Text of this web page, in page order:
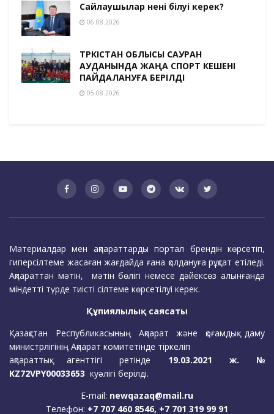
Сайлаушылар нені білуі керек?
06.08.2026
ТҮРКІСТАН ОБЛЫСЫ САУРАН
АУДАНЫНДА ЖАҢА СПОРТ КЕШЕНІ
ПАЙДАЛАНУҒА БЕРІЛДІ
05.08.2026
Материалдар мен ақпараттарды портал брендін көрсетіп,
гиперсілтеме жасаған жағдайда ғана қолдануға рұқсат етіледі.
Ақпараттан мәтін, мәтін бөлігі немесе дәйексөз алынғанда
міндетті түрде тиісті сілтеме көрсетілуі керек.
Құпиялылық саясаты
Қазақстан Республикасының Ақпарат және қоғамдық даму
министрлігінің Ақпарат комитетінде тіркеліп
ақпараттық агенттігі ретінде 19.03.2021 ж. №
KZ72VPY00033653 куәлігі берілді.
E-mail: newqazaq@mail.ru
Телефон: +7 707 460 8546, +7 701 319 99 91